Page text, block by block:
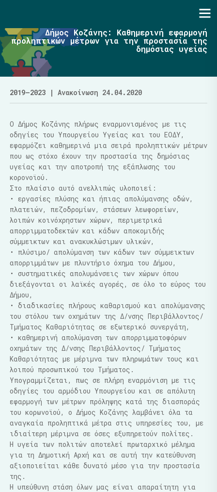
Δήμος Κοζάνης: Καθημερινή εφαρμογή
προληπτικών μέτρων για την προστασία της
δημόσιας υγείας
2019–2023 | Ανακοίνωση 24.04.2020
Ο Δήμος Κοζάνης πλήρως εναρμονισμένος με τις
οδηγίες του Υπουργείου Υγείας και του ΕΟΔΥ,
εφαρμόζει καθημερινά μια σειρά προληπτικών μέτρων
που ως στόχο έχουν την προστασία της δημόσιας
υγείας και την αποτροπή της εξάπλωσης του
κορονοϊού.
Στο πλαίσιο αυτό ανελλιπώς υλοποιεί:
• εργασίες πλύσης και ήπιας απολύμανσης οδών,
πλατειών, πεζοδρομίων, στάσεων λεωφορείων,
λοιπών κοινόχρηστων χώρων, περιμετρικά
απορριμματοδεκτών και κάδων αποκομιδής
σύμμεικτων και ανακυκλώσιμων υλικών,
• πλύσιμο/ απολύμανση των κάδων των σύμμεικτων
απορριμμάτων με πλυντήριο όχημα του Δήμου,
• συστηματικές απολυμάνσεις των χώρων όπου
διεξάγονται οι λαϊκές αγορές, σε όλο το εύρος του
Δήμου,
• διαδικασίες πλήρους καθαρισμού και απολύμανσης
του στόλου των οχημάτων της Δ/νσης Περιβάλλοντος/
Τμήματος Καθαριότητας σε εξωτερικό συνεργάτη,
• καθημερινή απολύμανση των απορριμματοφόρων
οχημάτων της Δ/νσης Περιβάλλοντος/ Τμήματος
Καθαριότητας με μέριμνα των πληρωμάτων τους και
λοιπού προσωπικού του Τμήματος.
Υπογραμμίζεται, πως σε πλήρη εναρμόνιση με τις
οδηγίες του αρμόδιου Υπουργείου και σε απόλυτη
εφαρμογή των μέτρων πρόληψης κατά της διασποράς
του κορωνοϊού, ο Δήμος Κοζάνης λαμβάνει όλα τα
αναγκαία προληπτικά μέτρα στις υπηρεσίες του, με
ιδιαίτερη μέριμνα σε όσες εξυπηρετούν πολίτες.
Η υγεία των πολιτών αποτελεί πρωταρχικό μέλημα
για τη Δημοτική Αρχή και σε αυτή την κατεύθυνση
αξιοποιείται κάθε δυνατό μέσο για την προστασία
της.
Η υπεύθυνη στάση όλων μας είναι απαραίτητη για